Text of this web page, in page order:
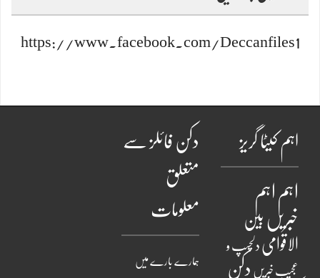
https://www.facebook.com/Deccanfiles1
اہم کیٹا گریز
اہم اہم
خبریں بین
الاقوامی دلچسپ و
عجیب خبریں دکن
دکن فائلز سے
متعلق
معلومات
ہمارے بارے میں